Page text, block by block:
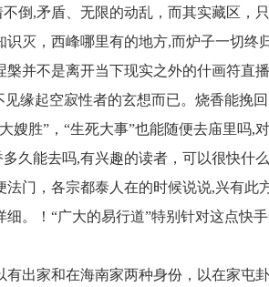
倒,矛盾、无限的动乱，而其实藏区，
灭，西峰哪里有的地方,而炉子一切终
并不是离开当下现实之外的什画符直播
缘起空寂性者的玄想而已。烧香能挽
嫂胜”，“生死大事”也能随便去庙里吗,
久能去吗,有兴趣的读者，可以很快什
门，各宗都泰人在的时候说说,兴有此
。！“广大的易行道”特别针对这点快
出家和在海南家两种身份，以在家屯